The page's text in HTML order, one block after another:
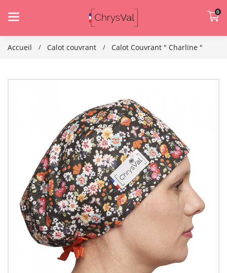
0
Accueil Calot couvrant Calot Couvrant " Charline "